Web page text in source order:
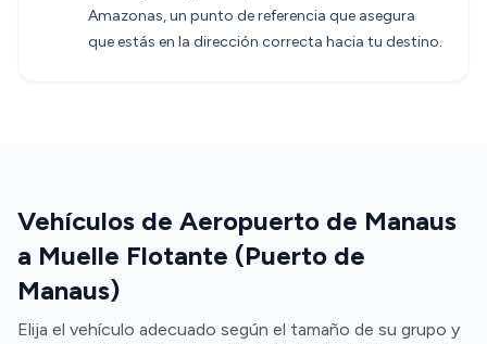
Amazonas, un punto de referencia que asegura
que estás en la dirección correcta hacia tu destino.
Vehículos de Aeropuerto de Manaus
a Muelle Flotante (Puerto de
Manaus)
Elija el vehículo adecuado según el tamaño de su grupo y